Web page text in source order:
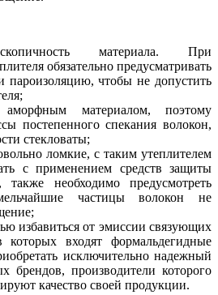
материала. При
обязательно предусматривать
пароизоляцию, чтобы не допустить
аморфным материалом, поэтому
постепенного спекания волокон,
стекловаты;
ломкие, с таким утеплителем
с применением средств защиты
также необходимо предусмотреть
частицы волокон не
избавиться от эмиссии связующих
которых входят формальдегидные
исключительно надежный
брендов, производители которого
качество своей продукции.